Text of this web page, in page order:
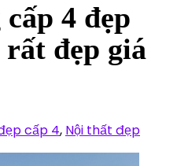
4 đẹp
đẹp giá
cấp 4, Nội thất đẹp